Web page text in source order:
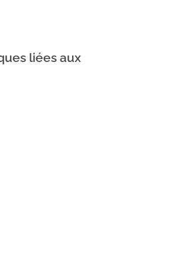
liées aux